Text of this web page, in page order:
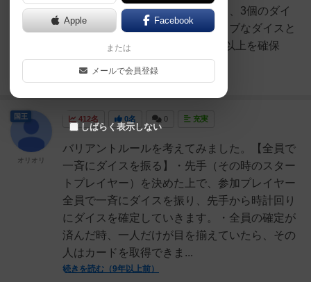
ームの流れ自分の手番になったら、3個のダイ
スを振る振ったダイスをアクティブなダイスと
呼ぶアクティブなダイスから1個以上を確保
し、残りのダイスを振り直...
412名 0名 0 充実
バリアントルールを考えてみました。【全員で
一斉にダイスを振る】・先手（その時のスター
トプレイヤー）を決めた上で、参加プレイヤー
全員で一斉にダイスを振り、先手から時計回り
にダイスを確定していきます。・全員の確定が
済んだ時、一人だけが目を揃えていたら、その
人はカードを取得できま...
続きを読む（9年以上前）
国王
オリオリ
Apple Facebook
または
メールで会員登録
しばらく表示しない